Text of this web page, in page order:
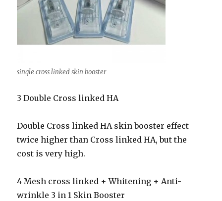
single cross linked skin booster
3Double Cross linked HA
Double Cross linked HA skin booster effect
twice higher than Cross linked HA, but the
cost is very high.
4 Mesh cross linked + Whitening + Anti-
wrinkle 3 in 1 Skin Booster